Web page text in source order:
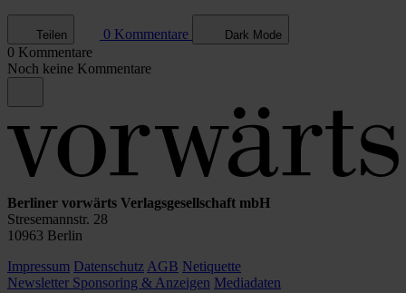
Teilen 0 Kommentare Dark Mode
0 Kommentare
Noch keine Kommentare
Berliner vorwärts Verlagsgesellschaft mbH
Stresemannstr. 28
10963 Berlin
Impressum Datenschutz AGB Netiquette
Newsletter Sponsoring & Anzeigen Mediadaten